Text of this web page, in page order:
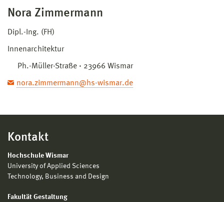
Nora Zimmermann
Dipl.-Ing. (FH)
Innenarchitektur
Ph.-Müller-Straße · 23966 Wismar
nora.zimmermann@hs-wismar.de
Kontakt
Hochschule Wismar
University of Applied Sciences
Technology, Business and Design
Fakultät Gestaltung